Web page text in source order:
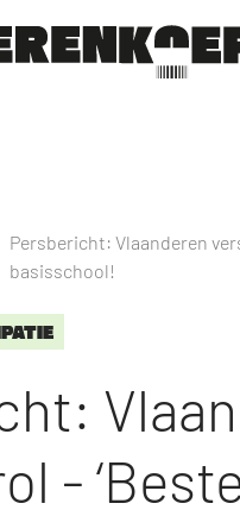
Persbericht: Vlaanderen
basisschool!
-